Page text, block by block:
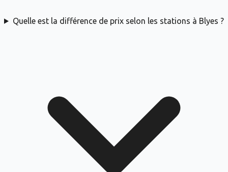
Quelle est la différence de prix selon les stations à Blyes ?